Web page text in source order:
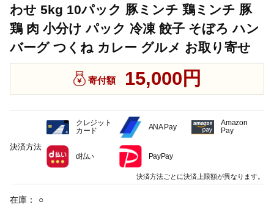
わせ 5kg 10パック 豚ミンチ 鶏ミンチ 豚
鶏 肉 小分け パック 冷凍 餃子 そぼろ ハン
バーグ つくね カレー グルメ お取り寄せ
寄付額 15,000円
在庫： ○
決済方法
クレジット
カード
ANA Pay
Amazon
Pay
d払い PayPay
決済方法ごとに決済上限額が異なります。